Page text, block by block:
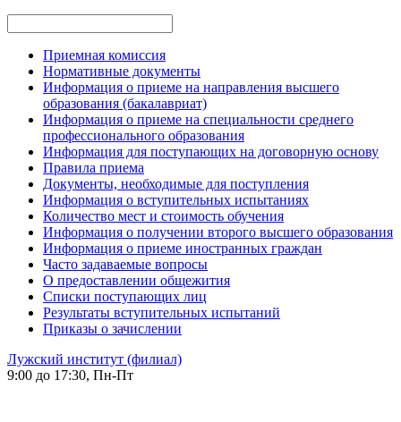
Приемная комиссия
Нормативные документы
Информация о приеме на направления высшего
образования (бакалавриат)
Информация о приеме на специальности среднего
профессионального образования
Информация для поступающих на договорную основу
Правила приема
Документы, необходимые для поступления
Информация о вступительных испытаниях
Количество мест и стоимость обучения
Информация о получении второго высшего образования
Информация о приеме иностранных граждан
Часто задаваемые вопросы
О предоставлении общежития
Списки поступающих лиц
Результаты вступительных испытаний
Приказы о зачислении
Лужский институт (филиал)
9:00 до 17:30, Пн-Пт